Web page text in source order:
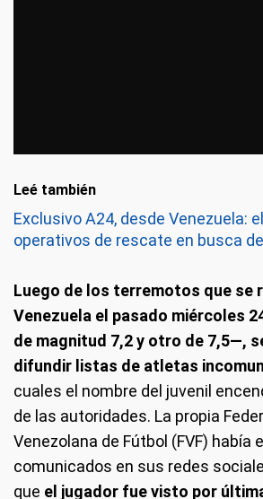
Leé también
Exclusivo A24, desde Venezuela:
operativos de rescate en busca
Luego de los terremotos que se
Venezuela el pasado miércoles
de magnitud 7,2 y otro de 7,5—,
difundir listas de atletas
cuales el nombre del juvenil
de las autoridades. La propia
Venezolana de Fútbol (FVF) había
comunicados en sus redes
que el jugador fue visto por